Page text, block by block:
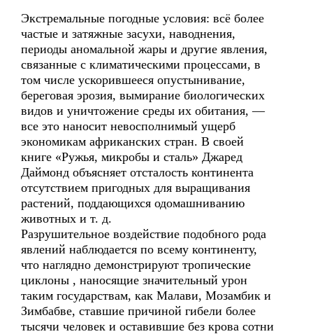
Экстремальные погодные условия: всё более
частые и затяжные засухи, наводнения,
периоды аномальной жары и другие явления,
связанные с климатическими процессами, в
том числе ускорившееся опустынивание,
береговая эрозия, вымирание биологических
видов и уничтожение среды их обитания, —
все это наносит невосполнимый ущерб
экономикам африканских стран. В своей
книге «Ружья, микробы и сталь» Джаред
Даймонд объясняет отсталость континента
отсутствием пригодных для выращивания
растений, поддающихся одомашниванию
животных и т. д.
Разрушительное воздействие подобного рода
явлений наблюдается по всему континенту,
что наглядно демонстрируют тропические
циклоны , наносящие значительный урон
таким государствам, как Малави, Мозамбик и
Зимбабве, ставшие причиной гибели более
тысячи человек и оставившие без крова сотни